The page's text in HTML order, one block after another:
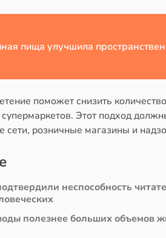
пища улучшила
поможет снизить
Этот подход
сети, розничные магазины и
неспособность
полезнее больших объемов